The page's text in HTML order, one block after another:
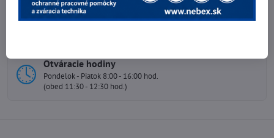
Telefónne čísla
0903 40 80 66 / 0907 62 44 82
Otváracie hodiny
Pondelok - Piatok 8:00 - 16:00 hod.
(obed 11:30 - 12:30 hod.)